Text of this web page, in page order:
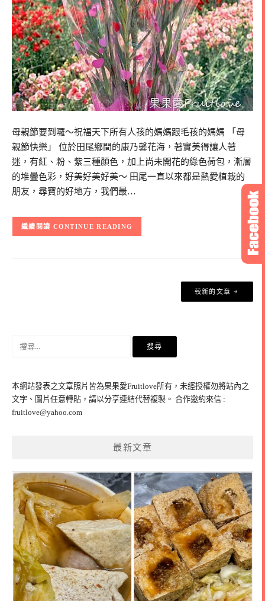
母親節要到囉～祝福天下所有人孩的媽媽跟毛孩的媽媽 「母
親節快樂」 位於田尾鄉間的康乃馨花海，著實美得讓人著
迷，有紅、粉、紫三種顏色，加上尚未開花的綠色荷包，漸層
的堆疊色彩，好美好美好美～ 田尾一直以來都是熱愛植栽的
朋友，尋寶的好地方，我們最…
CONTINUE READING
覽
較新的文章
字:
本網站發表之文章照片皆為果果愛Fruitlove所有，未經授權勿將站內之
文字、圖片任意轉貼，請以分享連結代替複製。 合作邀約來信 :
fruitlove@yahoo.com
最新文章